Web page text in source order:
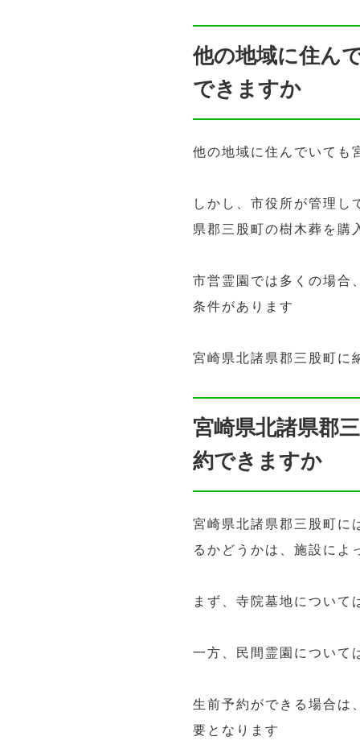
他の地域に住ん
できますか
他の地域に住んでいても
しかし、市役所が管理し
県郡三股町の樹木葬を購
市営霊園では多くの場合
条件があります
宮崎県北諸県郡三股町に
宮崎県北諸県郡
約できますか
宮崎県北諸県郡三股町に
るかどうかは、施設によ
まず、寺院墓地について
一方、民間霊園について
生前予約ができる場合は
要となります